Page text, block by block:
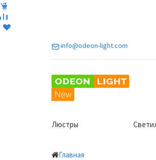
info@odeon-light.com
Люстры
Главная